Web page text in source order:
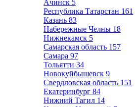
Ачинск 5
Республика Татарстан 161
Казань 83
Набережные Челны 18
Нижнекамск 5
Самарская область 157
Самара 97
Тольятти 34
Новокуйбышевск 9
Свердловская область 151
Екатеринбург 84
Нижний Тагил 14